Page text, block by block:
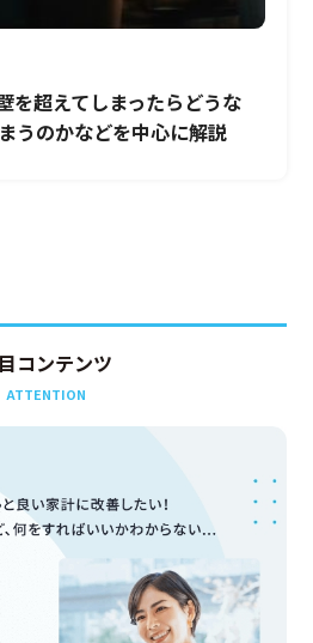
を超えてしまったらどうな
うのかなどを中心に解説
コンテンツ
ATTENTION